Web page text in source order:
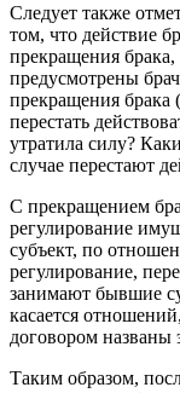
Следует также
том, что действие
прекращения брака,
предусмотрены
прекращения
перестать
утратила силу?
случае перестают
С прекращением
регулирование
субъект, по
регулирование,
занимают бывшие
касается
договором названы
Таким образом,